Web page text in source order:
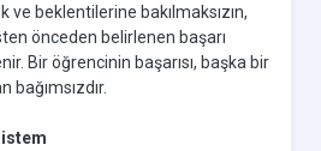
ve beklentilerine bakılmaksızın,
önceden belirlenen başarı
Bir öğrencinin başarısı, başka bir
bağımsızdır.